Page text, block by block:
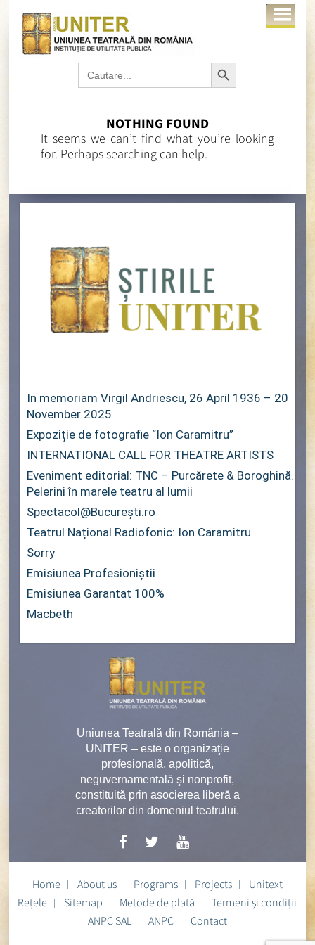
Search
for:
Search Button
NOTHING FOUND
It seems we can’t find what you’re looking
for. Perhaps searching can help.
In memoriam Virgil Andriescu, 26 April 1936 – 20
November 2025
Expoziție de fotografie “Ion Caramitru”
INTERNATIONAL CALL FOR THEATRE ARTISTS
Eveniment editorial: TNC – Purcărete & Boroghină.
Pelerini în marele teatru al lumii
Spectacol@București.ro
Teatrul Național Radiofonic: Ion Caramitru
Sorry
Emisiunea Profesioniștii
Emisiunea Garantat 100%
Macbeth
Uniunea Teatrală din România –
UNITER – este o organizaţie
profesională, apolitică,
neguvernamentală şi nonprofit,
constituită prin asocierea liberă a
creatorilor din domeniul teatrului.
Home About us Programs Projects
Unitext
Rețele
Sitemap Metode de plată
Termeni și condiții
ANPC SAL
ANPC Contact